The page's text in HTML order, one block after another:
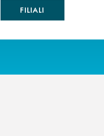
FILIALI